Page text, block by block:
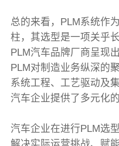
总的来看，PLM系统作
柱，其选型是一项关乎
PLM汽车品牌厂商呈现
PLM对制造业务纵深的
系统工程、工艺驱动及
汽车企业提供了多元化
汽车企业在进行PLM选